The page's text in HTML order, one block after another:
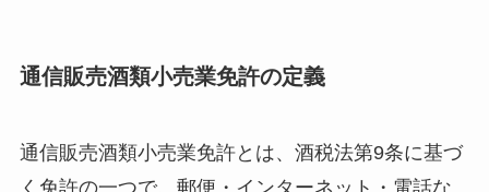
通信販売酒類小売業免許の定義
通信販売酒類小売業免許とは、酒税法第9条に基づ
く免許の一つで、郵便・インターネット・電話な